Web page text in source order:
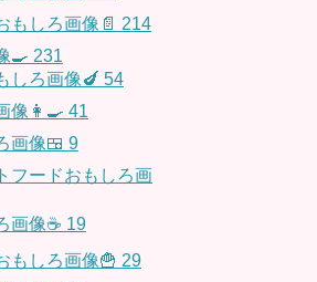
もしろ画像📄 214
🍳 231
しろ画像🍆 54
像👩‍🍳 41
画像🍱 9
フードおもしろ画
画像☕️ 19
もしろ画像🍟 29